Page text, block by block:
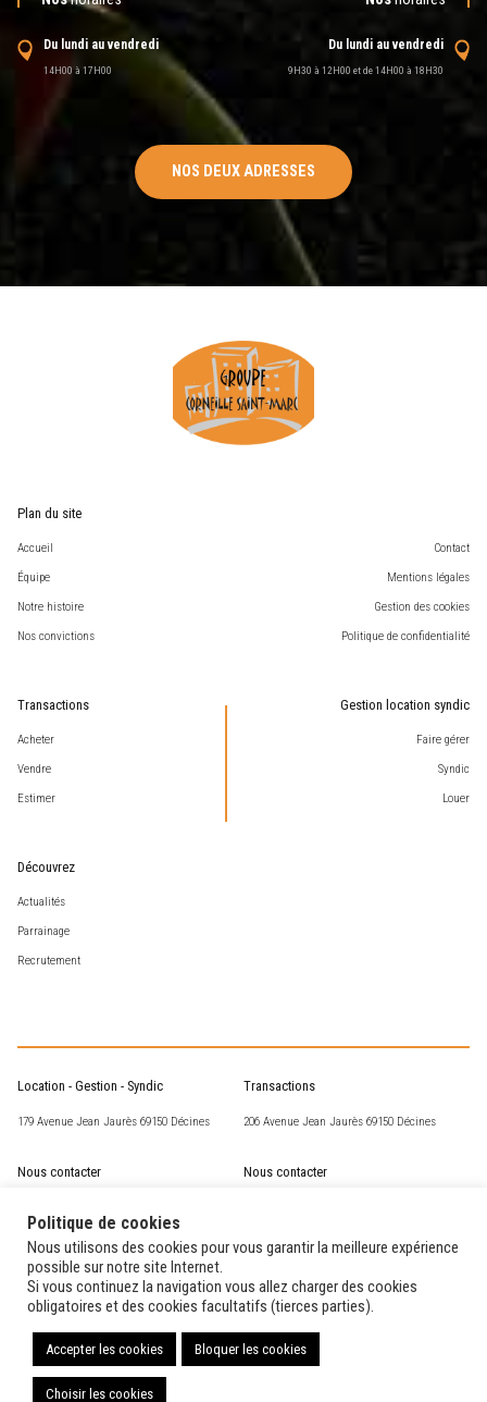
Du lundi au vendredi
14H00 à 17H00
NOS DEUX ADRESSES
Du lundi au vendredi
9H30 à 12H00 et de 14H00 à 18H30
Plan du site
Accueil Contact
Équipe Mentions légales
Notre histoire Gestion des cookies
Nos convictions Politique de confidentialité
Transactions
Acheter
Vendre
Estimer
Gestion location syndic
Faire gérer
Syndic
Louer
Découvrez
Actualités
Parrainage
Recrutement
Location - Gestion - Syndic
179 Avenue Jean Jaurès 69150 Décines
Transactions
206 Avenue Jean Jaurès 69150 Décines
Nous contacter
04 72 02 63 93
Nous contacter
04 78 49 15 60
Nos horaires Nos horaires
Politique de cookies
Nous utilisons des cookies pour vous garantir la meilleure expérience
possible sur notre site Internet.
Si vous continuez la navigation vous allez charger des cookies
obligatoires et des cookies facultatifs (tierces parties).
Accepter les cookies Bloquer les cookies
Choisir les cookies